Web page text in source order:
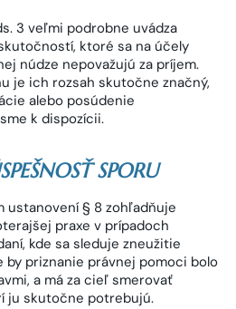
3 veľmi podrobne uvádza
ktoré sa na účely
núdze nepovažujú za príjem.
je ich rozsah skutočne značný,
alebo posúdenie
k dispozícii.
SPORU
ustanovení § 8 zohľadňuje
praxe v prípadoch
kde sa sleduje zneužitie
by priznanie právnej pomoci bolo
a má za cieľ smerovať
ju skutočne potrebujú.